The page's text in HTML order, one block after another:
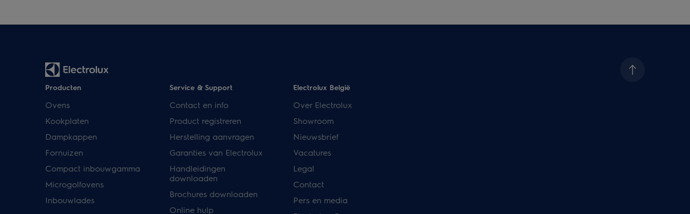
Producten
Ovens
Kookplaten
Dampkappen
Fornuizen
Compact inbouwgamma
Microgolfovens
Inbouwlades
Service & Support
Contact en info
Product registreren
Herstelling aanvragen
Garanties van Electrolux
Handleidingen
downloaden
Brochures downloaden
Online hulp
Electrolux België
Over Electrolux
Showroom
Nieuwsbrief
Vacatures
Legal
Contact
Pers en media